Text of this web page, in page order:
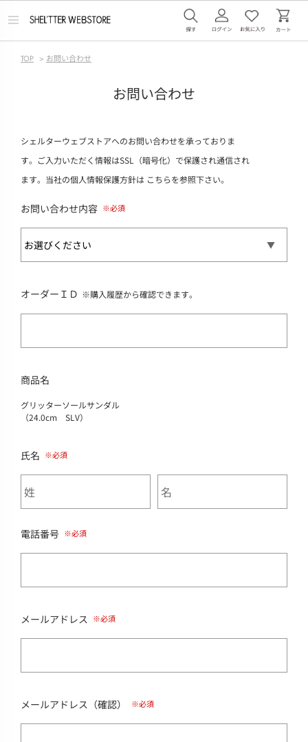
メ
TOP > お問い合わせ
お問い合わせ
シェルターウェブストアへのお問い合わせを承っておりま
す。ご入力いただく情報はSSL（暗号化）で保護され通信され
ます。当社の個人情報保護方針は こちらを参照下さい。
お問い合わせ内容
オーダーＩＤ ※購入履歴から確認できます。
商品名
グリッターソールサンダル
（24.0cm SLV）
氏名
電話番号
メールアドレス
メールアドレス（確認）